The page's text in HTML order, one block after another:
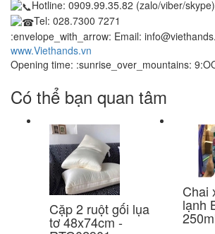
Hotline: 0909.99.35.82 (zalo/viber/skype)
Tel: 028.7300 7271
:envelope_with_arrow: Email:
www.Viethands.vn
Opening time: :sunrise_over_mountains:
Có thể bạn quan tâm
Cặp 2 ruột gối lụa
tơ 48x74cm -
Chai
lạnh